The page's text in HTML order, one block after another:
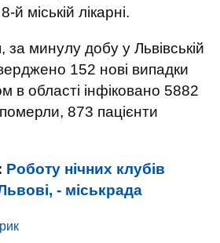
й міській лікарні.
за минулу добу у Львівській
152 нові випадки
в області інфіковано 5882
873 пацієнти
Роботу нічних клубів
- міськрада